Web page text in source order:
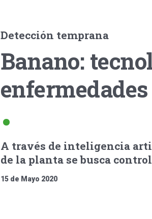
Detección temprana
Banano:
A través de inteligencia
de la planta se busca
15 de Mayo 2020